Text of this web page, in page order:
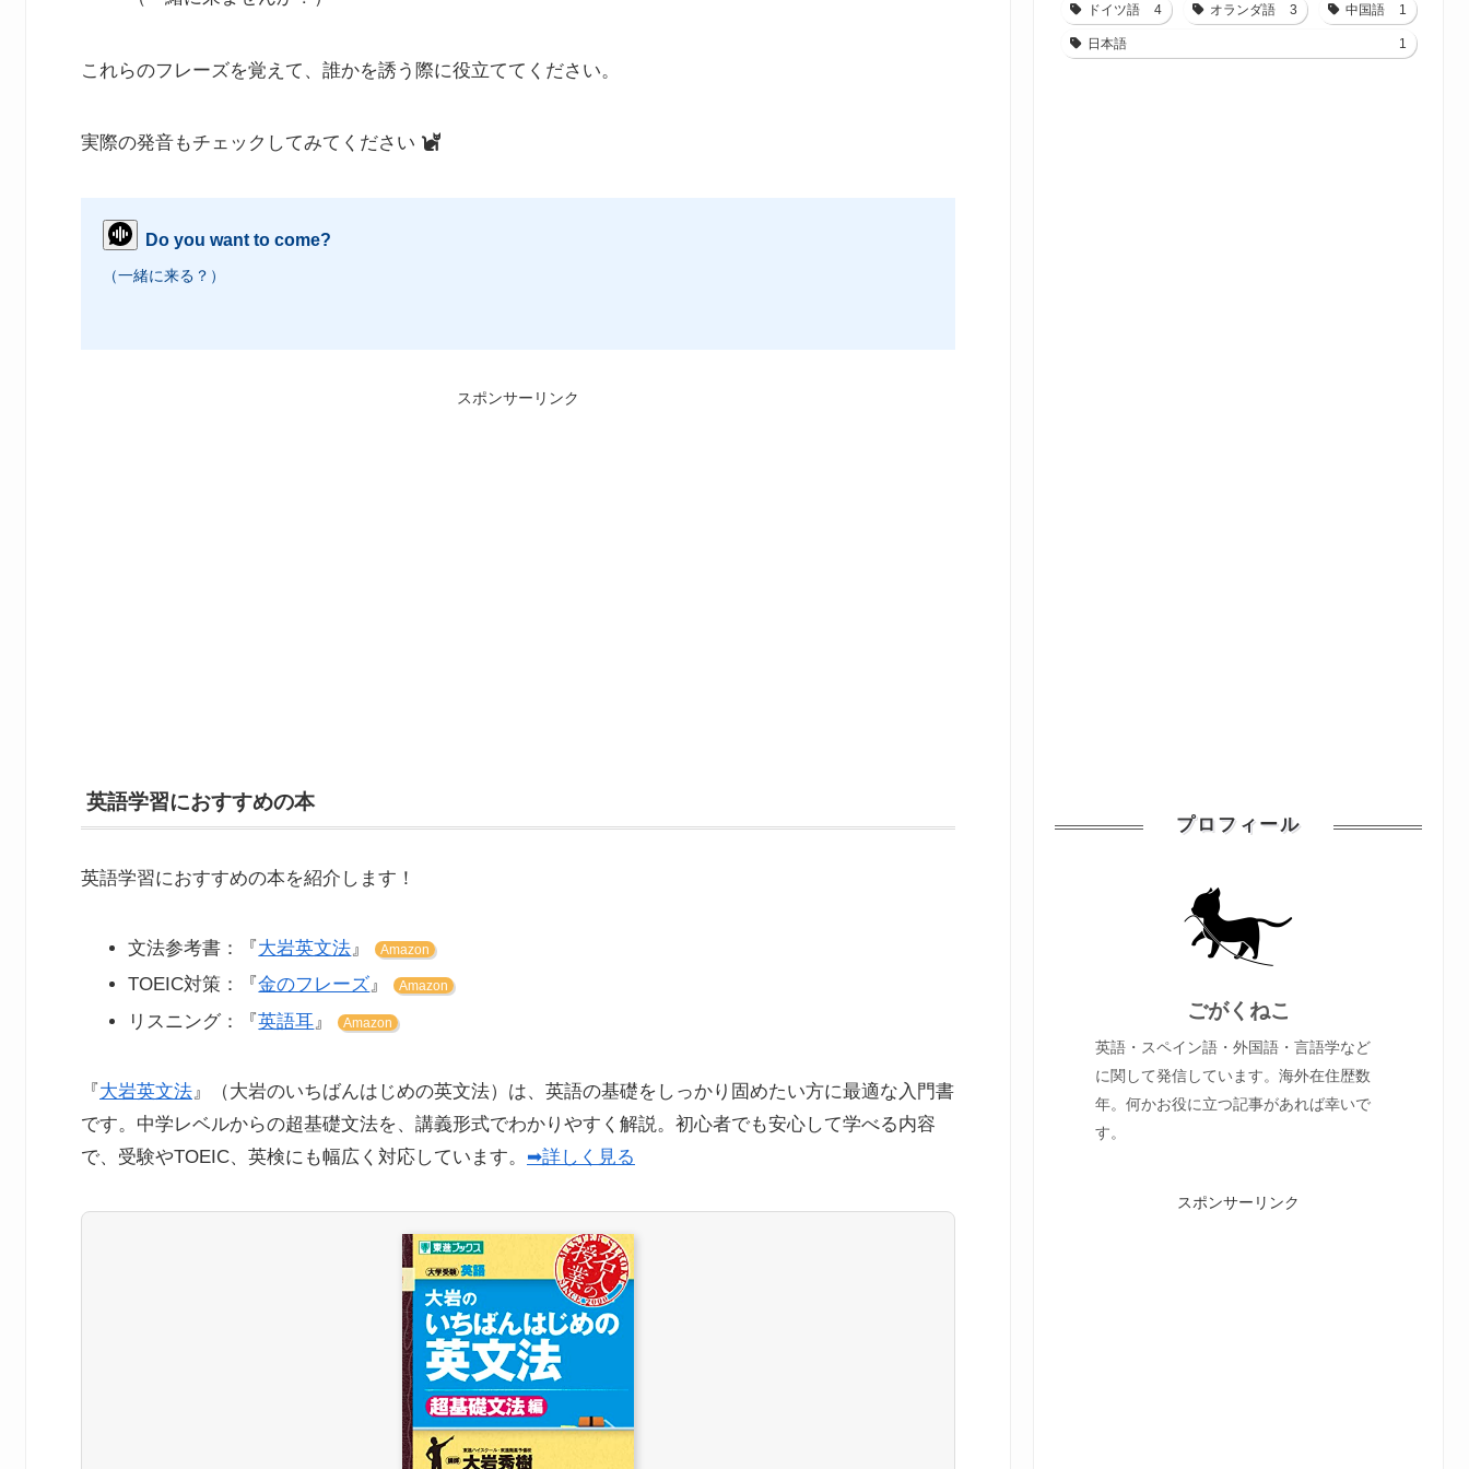
これらのフレーズを覚えて、誰かを誘う際に役立ててください。
実際の発音もチェックしてみてください
Do you want to come?
（一緒に来る？）
スポンサーリンク
英語学習におすすめの本
英語学習におすすめの本を紹介します！
文法参考書：『大岩英文法 』 Amazon
TOEIC対策：『金のフレーズ』 Amazon
リスニング：『英語耳 』 Amazon
『大岩英文法 』（大岩のいちばんはじめの英文法）は、英語の基礎をしっかり固めたい方に最適な入門書
です。中学レベルからの超基礎文法を、講義形式でわかりやすく解説。初心者でも安心して学べる内容
で、受験やTOEIC、英検にも幅広く対応しています。 ➡詳しく見る
ドイツ語 4 オランダ語 3 中国語 1
日本語 1
プロフィール
ごがくねこ
英語・スペイン語・外国語・言語学など
に関して発信しています。海外在住歴数
年。何かお役に立つ記事があれば幸いで
す。
スポンサーリンク